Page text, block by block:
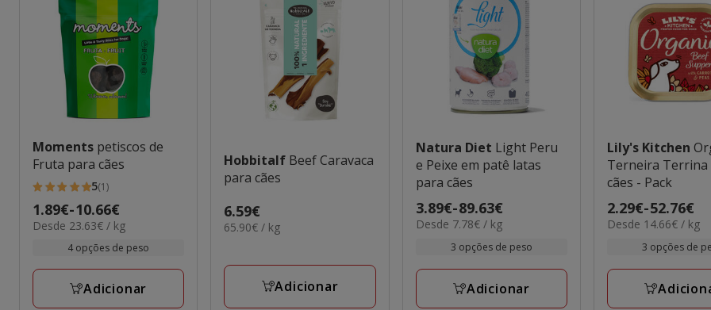
Moments petiscos de
Fruta para cães
5
estrelas
com
avaliações
5(1)
Preço
de
a
10.66€
1.89€-10.66€
23.63€
Desde 23.63€ / kg
4 opções de peso
Adicionar
Hobbitalf Beef Caravaca
para cães
Preço
6.59€
6.59€
65.90€
65.90€ / kg
Adicionar
Natura Diet Light Peru
e Peixe em patê latas
para cães
Preço
de
89.63€
3.89€-89.63€
7.78€
Desde 7.78€ / kg
3 opções de peso
Adicionar
Lily's Kitchen
Terneira Terrina
cães - Pack
Preço
de
52.76€
2.29€-52.76€
14.66€
Desde 14.66€ / kg
3 opções de